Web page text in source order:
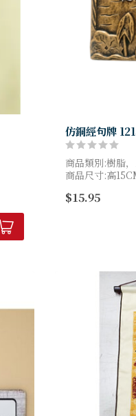
仿銅經句牌
商品類別:樹脂
商品尺寸:高
商品圖檔顏色
同，以實際商
$15.95